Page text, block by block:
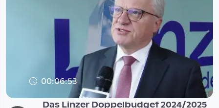
00:06:53
Das Linzer Doppelbudget 2024/2025